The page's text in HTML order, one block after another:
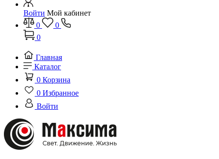
Войти Мой кабинет
0
0
0
Главная
Каталог
0 Корзина
0 Избранное
Войти